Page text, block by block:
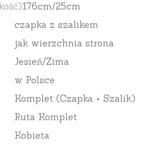
176cm/25cm
czapka z szalikem
jak wierzchnia strona
Jesień/Zima
w Polsce
Komplet (Czapka + Szalik)
Ruta Komplet
Kobieta